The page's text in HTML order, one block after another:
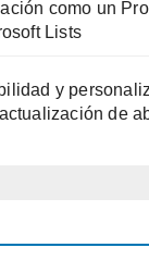
como un Pro
Lists
y
de